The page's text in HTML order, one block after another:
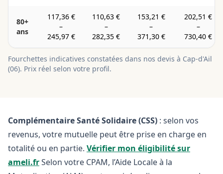
80+
ans
117,36 €
–
245,97 €
110,63 €
–
282,35 €
153,21 €
–
371,30 €
202,51 €
–
730,40 €
Fourchettes indicatives constatées dans nos devis à Cap-d'Ail
(06). Prix réel selon votre profil.
Complémentaire Santé Solidaire (CSS) : selon vos
revenus, votre mutuelle peut être prise en charge en
totalité ou en partie. Vérifier mon éligibilité sur
ameli.frSelon votre CPAM, l’Aide Locale à la